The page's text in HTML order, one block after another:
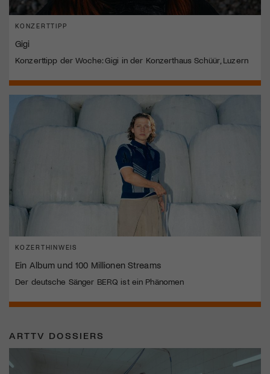
KONZERTTIPP
Gigi
Konzerttipp der Woche: Gigi in der Konzerthaus Schüür, Luzern
KOZERTHINWEIS
Ein Album und 100 Millionen Streams
Der deutsche Sänger BERQ ist ein Phänomen
ARTTV DOSSIERS